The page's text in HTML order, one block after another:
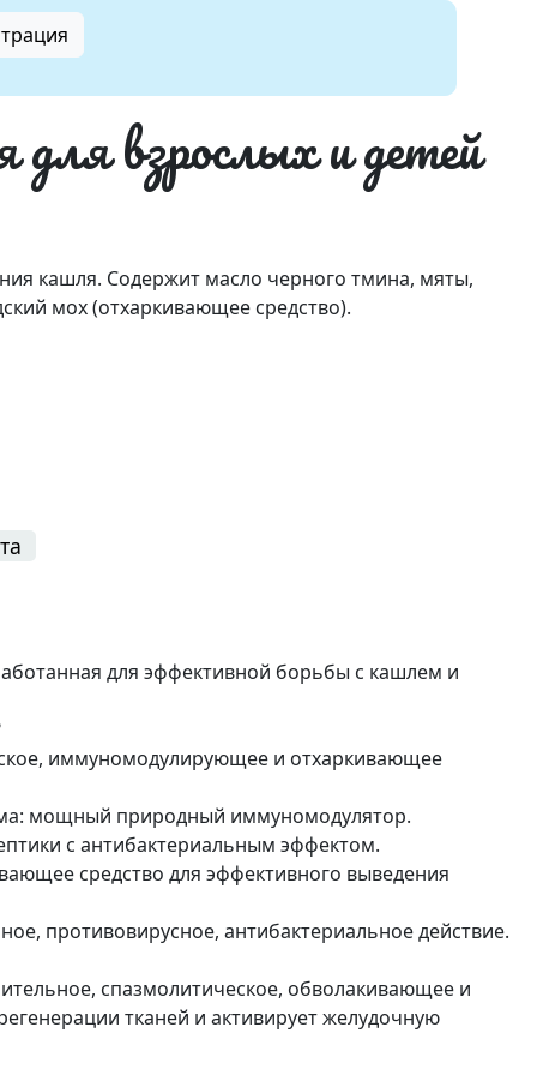
взрослых и детей
кашля. Содержит масло черного тмина, мяты,
мох (отхаркивающее средство).
для эффективной борьбы с кашлем и
иммуномодулирующее и отхаркивающее
мощный природный иммуномодулятор.
с антибактериальным эффектом.
средство для эффективного выведения
противовирусное, антибактериальное действие.
спазмолитическое, обволакивающее и
тканей и активирует желудочную